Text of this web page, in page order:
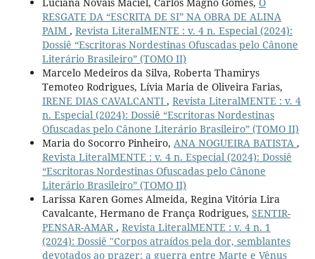
RESGATE DA “ESCRITA DE SI” NA OBRA DE ALINA
PAIM , Revista LiteralMENTE : v. 4 n. Especial (2024):
Dossiê “Escritoras Nordestinas Ofuscadas pelo Cânone
Literário Brasileiro” (TOMO II)
Marcelo Medeiros da Silva, Roberta Thamirys
Temoteo Rodrigues, Lívia Maria de Oliveira Farias,
IRENE DIAS CAVALCANTI , Revista LiteralMENTE : v. 4
n. Especial (2024): Dossiê “Escritoras Nordestinas
Ofuscadas pelo Cânone Literário Brasileiro” (TOMO II)
Maria do Socorro Pinheiro, ANA NOGUEIRA BATISTA ,
Revista LiteralMENTE : v. 4 n. Especial (2024): Dossiê
“Escritoras Nordestinas Ofuscadas pelo Cânone
Literário Brasileiro” (TOMO II)
Larissa Karen Gomes Almeida, Regina Vitória Lira
Cavalcante, Hermano de França Rodrigues, SENTIR-
PENSAR-AMAR, Revista LiteralMENTE : v. 4 n. 1
(2024): Dossiê "Corpos atraídos pela dor, semblantes
devotados ao prazer: a guerra entre Marte e Vênus